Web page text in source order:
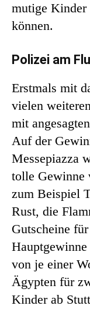
mutige Kinder
können.
Polizei am
Erstmals mit
vielen
mit
Auf der
Messepiazza
tolle Gewinne
zum Beispiel
Rust, die
Gutscheine
von je einer
Ägypten für
Kinder ab